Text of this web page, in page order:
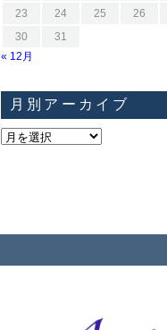
23
24 25 26
30
31
« 12月
月別アーカイブ